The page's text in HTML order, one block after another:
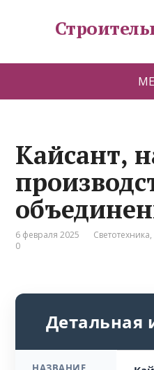
Кайсант,
6 февраля 2025 Светотехника,
0
Детальная